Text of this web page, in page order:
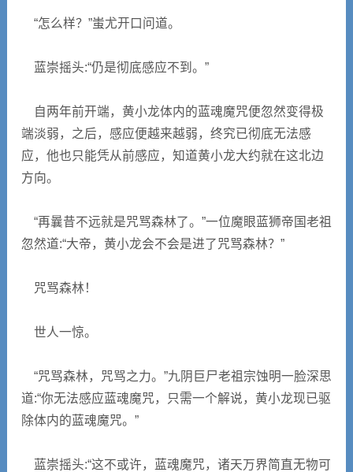
“怎么样？”蚩尤开口问道。
蓝崇摇头:“仍是彻底感应不到。”
自两年前开端，黄小龙体内的蓝魂魔咒便忽然变得极
端淡弱，之后，感应便越来越弱，终究已彻底无法感
应，他也只能凭从前感应，知道黄小龙大约就在这北边
方向。
“再曩昔不远就是咒骂森林了。”一位魔眼蓝狮帝国老祖
忽然道:“大帝，黄小龙会不会是进了咒骂森林？”
咒骂森林！
世人一惊。
“咒骂森林，咒骂之力。”九阴巨尸老祖宗蚀明一脸深思
道:“你无法感应蓝魂魔咒，只需一个解说，黄小龙现已驱
除体内的蓝魂魔咒。”
蓝崇摇头:“这不或许，蓝魂魔咒，诸天万界简直无物可